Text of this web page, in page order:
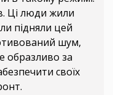
Ці люди жили
підняли цей
шум,
образливо за
своїх